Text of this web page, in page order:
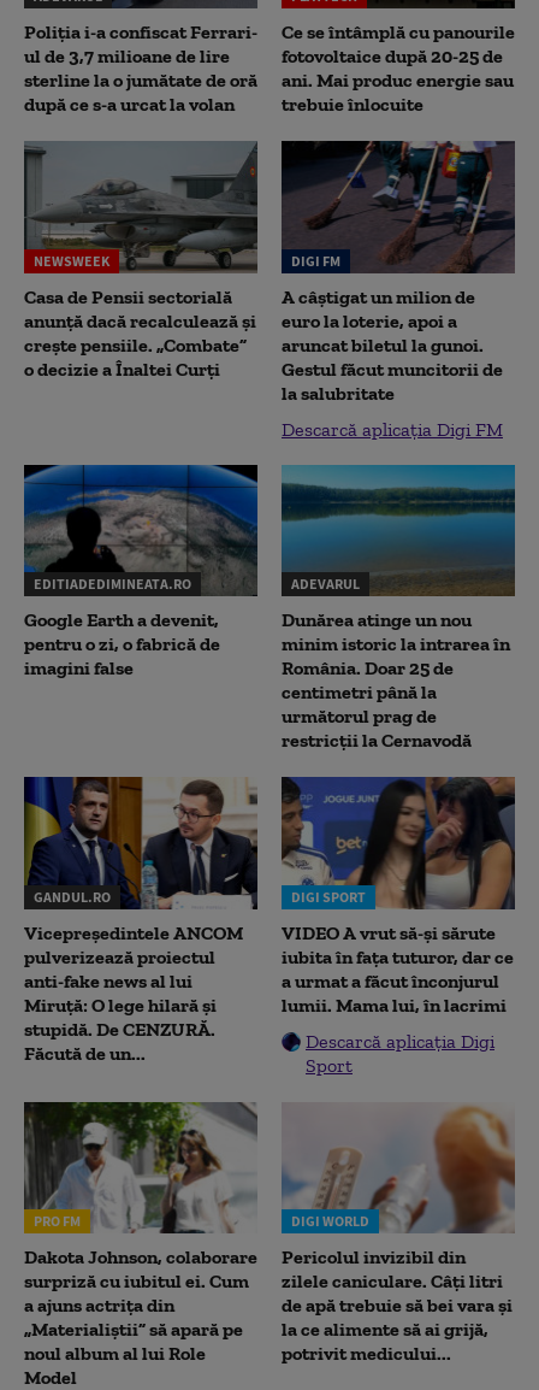
Poliția i-a confiscat Ferrari-
ul de 3,7 milioane de lire
sterline la o jumătate de oră
după ce s-a urcat la volan
Ce se întâmplă cu panourile
fotovoltaice după 20-25 de
ani. Mai produc energie sau
trebuie înlocuite
NEWSWEEK
Casa de Pensii sectorială
anunță dacă recalculează și
crește pensiile. „Combate”
o decizie a Înaltei Curți
DIGI FM
A câștigat un milion de
euro la loterie, apoi a
aruncat biletul la gunoi.
Gestul făcut muncitorii de
la salubritate
Descarcă aplicația Digi FM
EDITIADEDIMINEATA.RO
Google Earth a devenit,
pentru o zi, o fabrică de
imagini false
ADEVARUL
Dunărea atinge un nou
minim istoric la intrarea în
România. Doar 25 de
centimetri până la
următorul prag de
restricții la Cernavodă
GANDUL.RO
Vicepreședintele ANCOM
pulverizează proiectul
anti-fake news al lui
Miruță: O lege hilară și
stupidă. De CENZURĂ.
Făcută de un...
DIGI SPORT
VIDEO A vrut să-și sărute
iubita în fața tuturor, dar ce
a urmat a făcut înconjurul
lumii. Mama lui, în lacrimi
Descarcă aplicația Digi
Sport
PRO FM
Dakota Johnson, colaborare
surpriză cu iubitul ei. Cum
a ajuns actrița din
„Materialiștii” să apară pe
noul album al lui Role
Model
DIGI WORLD
Pericolul invizibil din
zilele caniculare. Câți litri
de apă trebuie să bei vara și
la ce alimente să ai grijă,
potrivit medicului...